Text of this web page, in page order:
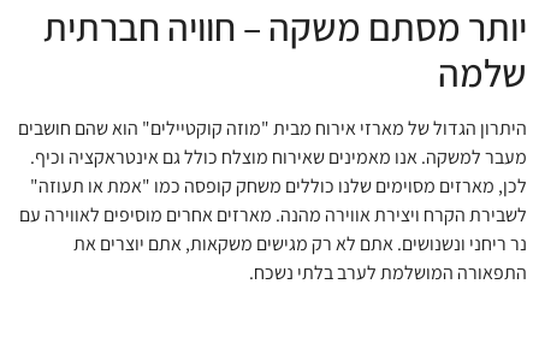
יותר מסתם משקה – חוויה חברתית
שלמה
היתרון הגדול של מארזי אירוח מבית "מוזה קוקטיילים" הוא שהם חושבים
מעבר למשקה. אנו מאמינים שאירוח מוצלח כולל גם אינטראקציה וכיף.
לכן, מארזים מסוימים שלנו כוללים משחק קופסה כמו "אמת או תעוזה"
לשבירת הקרח ויצירת אווירה מהנה. מארזים אחרים מוסיפים לאווירה עם
נר ריחני ונשנושים. אתם לא רק מגישים משקאות, אתם יוצרים את
התפאורה המושלמת לערב בלתי נשכח.